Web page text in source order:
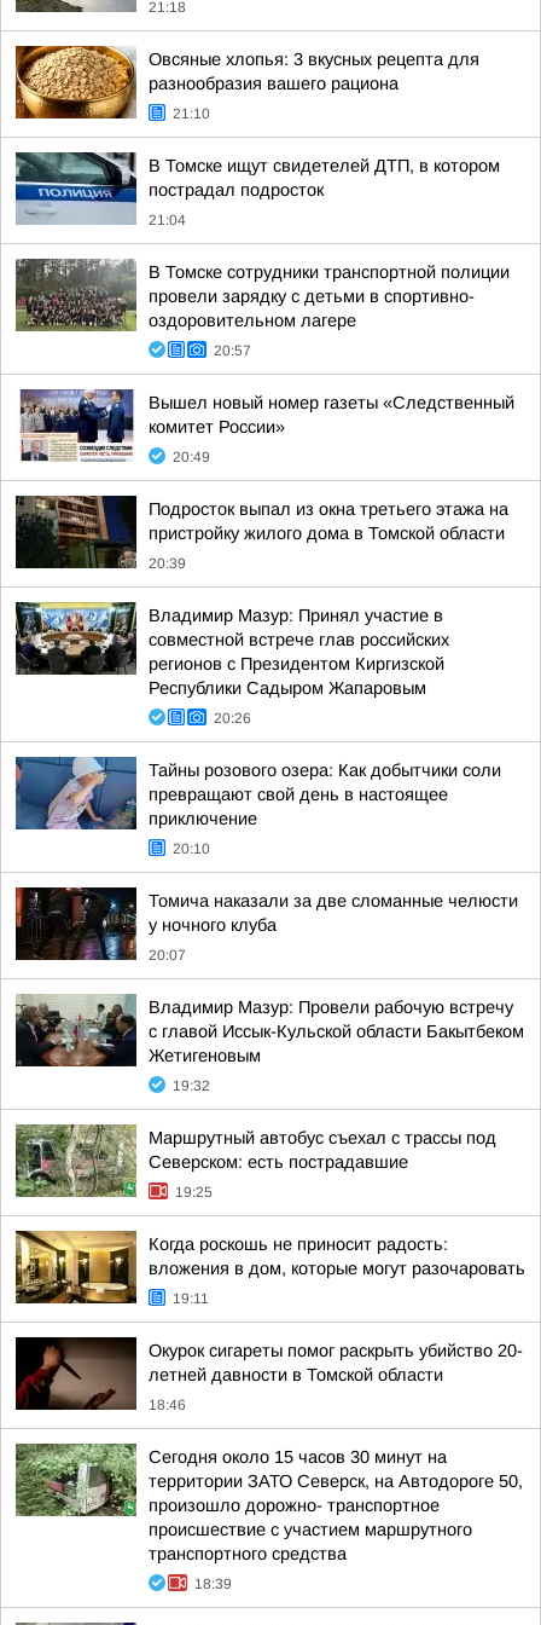
21:18
Овсяные хлопья: 3 вкусных рецепта для
разнообразия вашего рациона
21:10
В Томске ищут свидетелей ДТП, в котором
пострадал подросток
21:04
В Томске сотрудники транспортной полиции
провели зарядку с детьми в спортивно-
оздоровительном лагере
20:57
Вышел новый номер газеты «Следственный
комитет России»
20:49
Подросток выпал из окна третьего этажа на
пристройку жилого дома в Томской области
20:39
Владимир Мазур: Принял участие в
совместной встрече глав российских
регионов с Президентом Киргизской
Республики Садыром Жапаровым
20:26
Тайны розового озера: Как добытчики соли
превращают свой день в настоящее
приключение
20:10
Томича наказали за две сломанные челюсти
у ночного клуба
20:07
Владимир Мазур: Провели рабочую встречу
с главой Иссык-Кульской области Бакытбеком
Жетигеновым
19:32
Маршрутный автобус съехал с трассы под
Северском: есть пострадавшие
19:25
Когда роскошь не приносит радость:
вложения в дом, которые могут разочаровать
19:11
Окурок сигареты помог раскрыть убийство 20-
летней давности в Томской области
18:46
Сегодня около 15 часов 30 минут на
территории ЗАТО Северск, на Автодороге 50,
произошло дорожно- транспортное
происшествие с участием маршрутного
транспортного средства
18:39